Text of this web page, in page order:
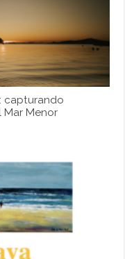
capturando
Mar Menor